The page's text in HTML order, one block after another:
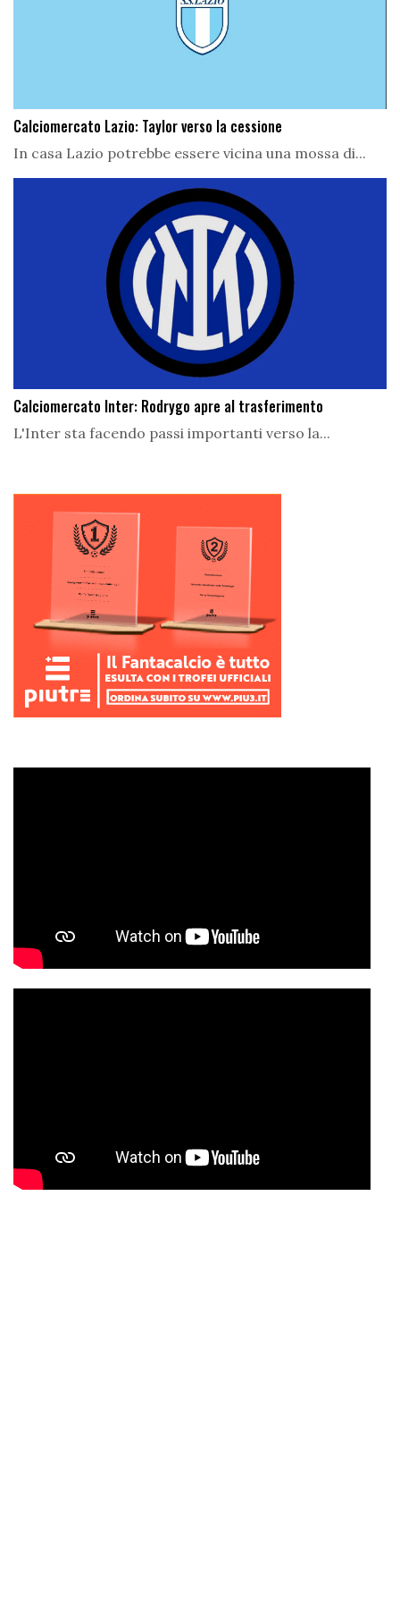
Calciomercato Lazio: Taylor verso la cessione
In casa Lazio potrebbe essere vicina una mossa di...
Calciomercato Inter: Rodrygo apre al trasferimento
L'Inter sta facendo passi importanti verso la...